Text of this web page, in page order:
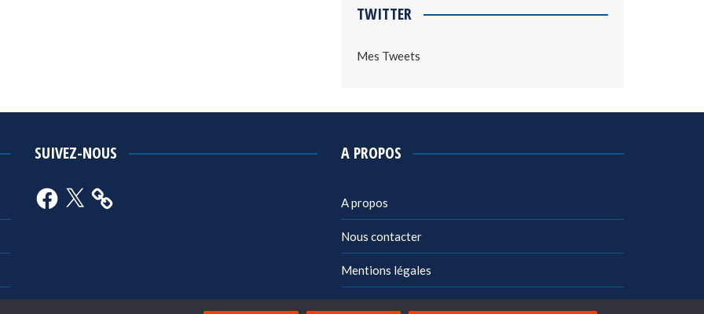
TWITTER
Mes Tweets
SUIVEZ-NOUS
Facebook
X
A PROPOS
A propos
Nous contacter
Mentions légales
Politique de confidentialité